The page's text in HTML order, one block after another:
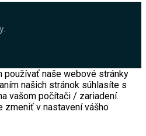
naše webové stránky
našich stránok súhlasíte s
vašom počítači / zariadení.
zmeniť v nastavení vášho